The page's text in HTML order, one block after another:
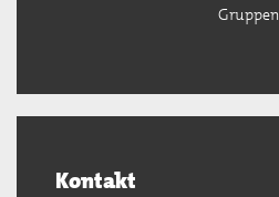
Gruppen
Kontakt